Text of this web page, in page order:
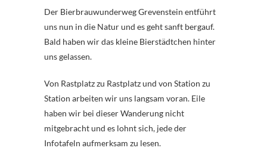
Der Bierbrauwunderweg Grevenstein entführt
uns nun in die Natur und es geht sanft bergauf.
Bald haben wir das kleine Bierstädtchen hinter
uns gelassen.
Von Rastplatz zu Rastplatz und von Station zu
Station arbeiten wir uns langsam voran. Eile
haben wir bei dieser Wanderung nicht
mitgebracht und es lohnt sich, jede der
Infotafeln aufmerksam zu lesen.